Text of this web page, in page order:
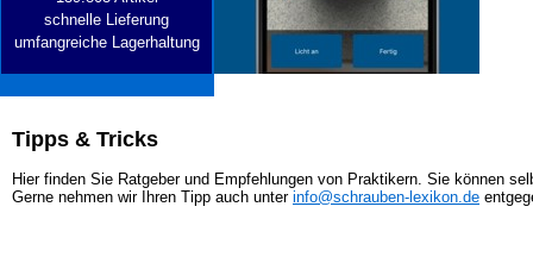
schnelle Lieferung
umfangreiche Lagerhaltung
Tipps & Tricks
Hier finden Sie Ratgeber und Empfehlungen von Praktikern. Sie können
Gerne nehmen wir Ihren Tipp auch unter info@schrauben-lexikon.de